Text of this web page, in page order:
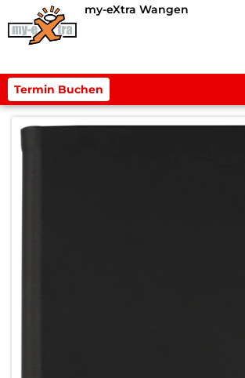
my-eXtra Wangen
Termin Buchen